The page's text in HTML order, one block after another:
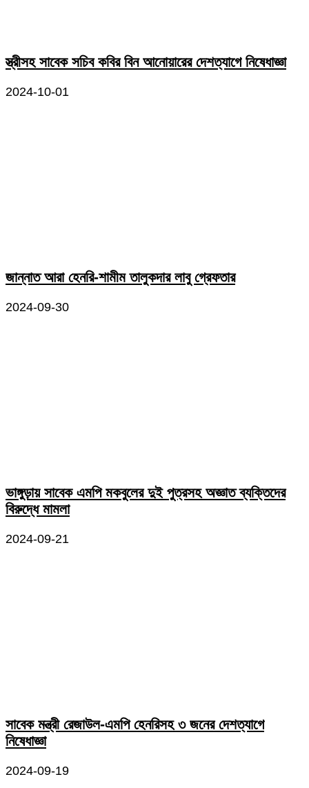
স্ত্রীসহ সাবেক সচিব কবির বিন আনোয়ারের দেশত্যাগে নিষেধাজ্ঞা
2024-10-01
জান্নাত আরা হেনরি-শামীম তালুকদার লাবু গ্রেফতার
2024-09-30
ভাঙ্গুড়ায় সাবেক এমপি মকবুলের দুই পুত্রসহ অজ্ঞাত ব্যক্তিদের
বিরুদ্ধে মামলা
2024-09-21
সাবেক মন্ত্রী রেজাউল-এমপি হেনরিসহ ৩ জনের দেশত্যাগে
নিষেধাজ্ঞা
2024-09-19